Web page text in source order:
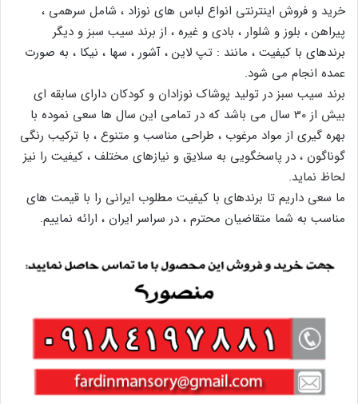
خرید و فروش اینترنتی انواع لباس های نوزاد ، شامل سرهمی ،
پیراهن ، بلوز و شلوار ، بادی و غیره ، از برند سیب سبز و دیگر
برندهای با کیفیت ، مانند : تپ لاین ، آشور ، سها ، نیکا ، به صورت
عمده انجام می شود.
برند سیب سبز در تولید پوشاک نوزادان و کودکان دارای سابقه ای
بیش از 30 سال می باشد که در تمامی این سال ها سعی نموده با
بهره گیری از مواد مرغوب ، طراحی مناسب و متنوع ، با ترکیب رنگی
گوناگون ، در پاسخگویی به سلایق و نیازهای مختلف ، کیفیت را نیز
لحاظ نماید.
ما سعی داریم تا برندهای با کیفیت مطلوب ایرانی را با قیمت های
مناسب به شما متقاضیان محترم ، در سراسر ایران ، ارائه نماییم.